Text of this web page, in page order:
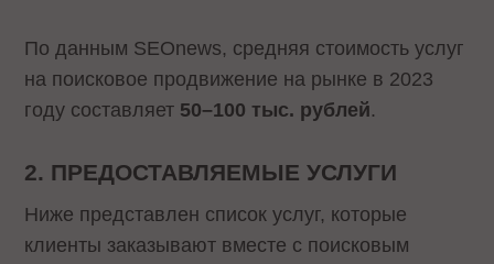
По данным SEOnews, средняя стоимость услуг
на поисковое продвижение на рынке в 2023
году составляет 50–100 тыс. рублей.
2. ПРЕДОСТАВЛЯЕМЫЕ УСЛУГИ
Ниже представлен список услуг, которые
клиенты заказывают вместе с поисковым